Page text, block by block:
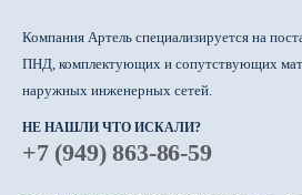
Компания Артель специализируется на
ПНД, комплектующих и сопутствующих
наружных инженерных сетей.
НЕ НАШЛИ ЧТО ИСКАЛИ?
+7 (949) 863-86-59